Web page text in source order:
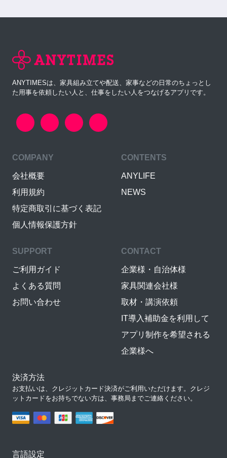
ANYTIMESは、家具組み立てや配送、家事などの日常のちょっとし
た用事を依頼したい人と、仕事をしたい人をつなげるアプリです。
COMPANY
会社概要
利用規約
特定商取引に基づく表記
個人情報保護方針
CONTENTS
ANYLIFE
NEWS
SUPPORT
ご利用ガイド
よくある質問
お問い合わせ
CONTACT
企業様・自治体様
家具関連会社様
取材・講演依頼
IT導入補助金を利用して
アプリ制作を希望される
企業様へ
決済方法
お支払いは、クレジットカード決済がご利用いただけます。クレジ
ットカードをお持ちでない方は、事務局までご連絡ください。
言語設定